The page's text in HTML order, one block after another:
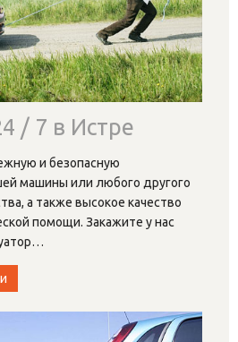
/ 7 в Истре
и безопасную
машины или любого другого
а также высокое качество
помощи. Закажите у нас
…